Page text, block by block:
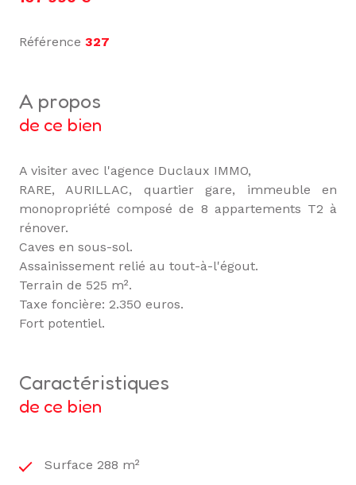
Référence 327
a propos
de ce bien
A visiter avec l'agence Duclaux IMMO,
RARE, AURILLAC, quartier gare, immeuble en
monopropriété composé de 8 appartements T2 à
rénover.
Caves en sous-sol.
Assainissement relié au tout-à-l'égout.
Terrain de 525 m².
Taxe foncière: 2.350 euros.
Fort potentiel.
caractéristiques
de ce bien
Surface 288 m²